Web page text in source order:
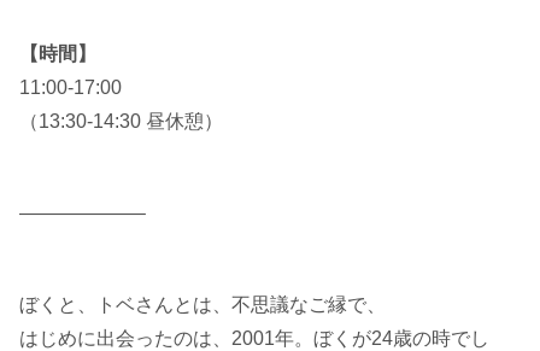
【時間】
11:00-17:00
（13:30-14:30 昼休憩）
——————–
ぼくと、トベさんとは、不思議なご縁で、
はじめに出会ったのは、2001年。ぼくが24歳の時でし